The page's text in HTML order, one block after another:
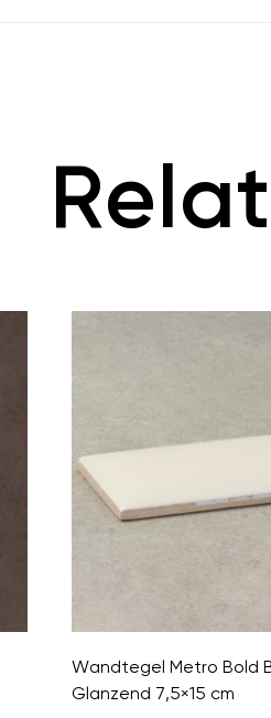
Wandtegel Metro Bold
Glanzend 7,5×15 cm